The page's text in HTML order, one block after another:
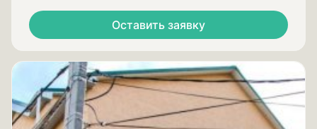
Оставить заявку